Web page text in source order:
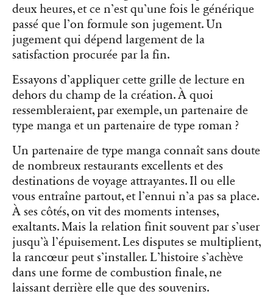
deux heures, et ce n’est qu’une fois le générique
passé que l’on formule son jugement. Un
jugement qui dépend largement de la
satisfaction procurée par la fin.
Essayons d’appliquer cette grille de lecture en
dehors du champ de la création. À quoi
ressembleraient, par exemple, un partenaire de
type manga et un partenaire de type roman ?
Un partenaire de type manga connaît sans doute
de nombreux restaurants excellents et des
destinations de voyage attrayantes. Il ou elle
vous entraîne partout, et l’ennui n’a pas sa place.
À ses côtés, on vit des moments intenses,
exaltants. Mais la relation finit souvent par s’user
jusqu’à l’épuisement. Les disputes se multiplient,
la rancœur peut s’installer. L’histoire s’achève
dans une forme de combustion finale, ne
laissant derrière elle que des souvenirs.